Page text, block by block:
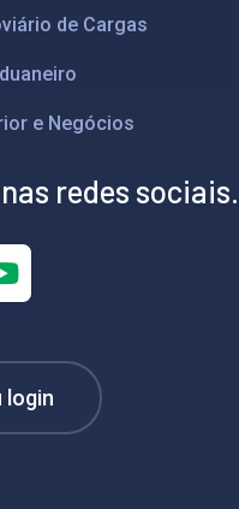
de Cargas
e Negócios
redes sociais.
login